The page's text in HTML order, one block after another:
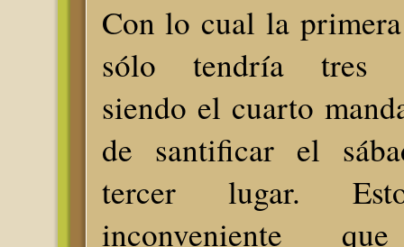
Con lo cual la
sólo tendría tres
siendo el cuarto
de santificar el
tercer lugar.
inconveniente